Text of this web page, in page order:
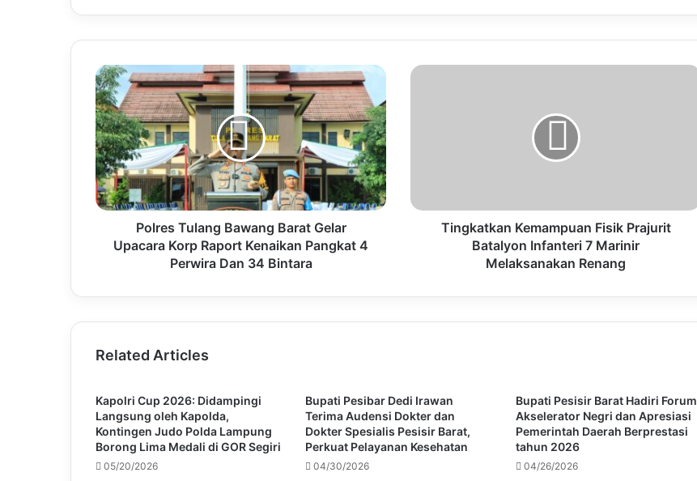
Polres Tulang Bawang Barat Gelar
Upacara Korp Raport Kenaikan Pangkat 4
Perwira Dan 34 Bintara
Tingkatkan Kemampuan Fisik Prajurit
Batalyon Infanteri 7 Marinir
Melaksanakan Renang
Related Articles
Kapolri Cup 2026: Didampingi
Langsung oleh Kapolda,
Kontingen Judo Polda Lampung
Borong Lima Medali di GOR Segiri
05/20/2026
Bupati Pesibar Dedi Irawan
Terima Audensi Dokter dan
Dokter Spesialis Pesisir Barat,
Perkuat Pelayanan Kesehatan
04/30/2026
Bupati Pesisir Barat Hadiri Forum
Akselerator Negri dan Apresiasi
Pemerintah Daerah Berprestasi
tahun 2026
04/26/2026